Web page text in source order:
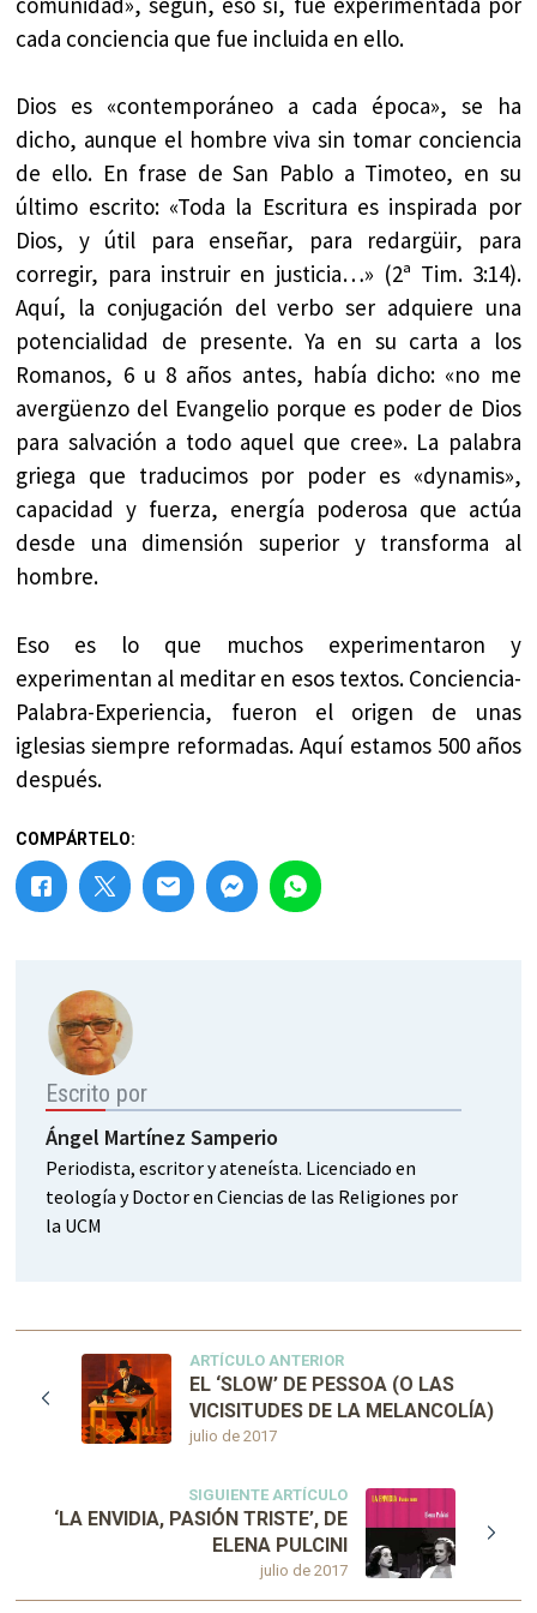
cada conciencia que fue incluida en ello.
Dios es «contemporáneo a cada época», se ha
dicho, aunque el hombre viva sin tomar conciencia
de ello. En frase de San Pablo a Timoteo, en su
último escrito: «Toda la Escritura es inspirada por
Dios, y útil para enseñar, para redargüir, para
corregir, para instruir en justicia…» (2ª Tim. 3:14).
Aquí, la conjugación del verbo ser adquiere una
potencialidad de presente. Ya en su carta a los
Romanos, 6 u 8 años antes, había dicho: «no me
avergüenzo del Evangelio porque es poder de Dios
para salvación a todo aquel que cree». La palabra
griega que traducimos por poder es «dynamis»,
capacidad y fuerza, energía poderosa que actúa
desde una dimensión superior y transforma al
hombre.
Eso es lo que muchos experimentaron y
experimentan al meditar en esos textos. Conciencia-
Palabra-Experiencia, fueron el origen de unas
iglesias siempre reformadas. Aquí estamos 500 años
después.
COMPÁRTELO:
Escrito por
Ángel Martínez Samperio
Periodista, escritor y ateneísta. Licenciado en
teología y Doctor en Ciencias de las Religiones por
la UCM
ARTÍCULO ANTERIOR
julio de 2017
EL ‘SLOW’ DE PESSOA (O LAS
VICISITUDES DE LA MELANCOLÍA)
SIGUIENTE ARTÍCULO
julio de 2017
‘LA ENVIDIA, PASIÓN TRISTE’, DE
ELENA PULCINI